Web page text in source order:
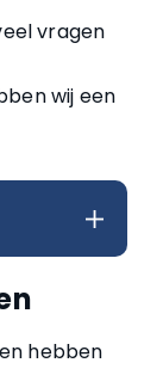
vragen
wij een
hebben